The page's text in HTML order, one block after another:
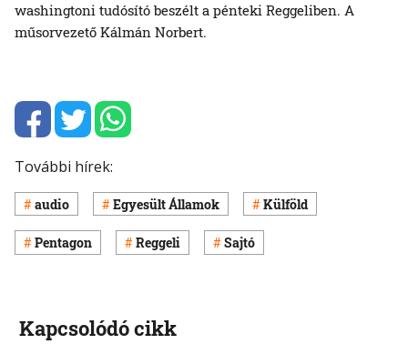
washingtoni tudósító beszélt a pénteki Reggeliben. A
műsorvezető Kálmán Norbert.
További hírek:
audio Egyesült Államok Külföld
Pentagon Reggeli Sajtó
Kapcsolódó cikk